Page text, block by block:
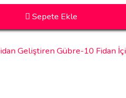
Sepete Ekle